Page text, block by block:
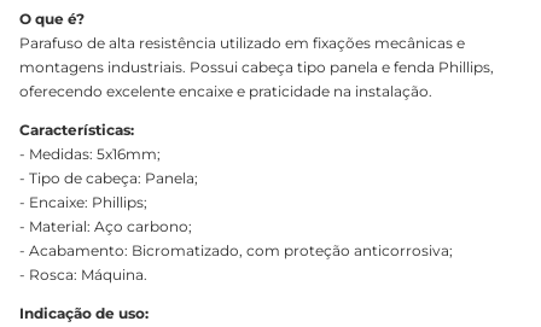
O que é?
Parafuso de alta resistência utilizado em fixações mecânicas e
montagens industriais. Possui cabeça tipo panela e fenda Phillips,
oferecendo excelente encaixe e praticidade na instalação.
Características:
- Medidas: 5x16mm;
- Tipo de cabeça: Panela;
- Encaixe: Phillips;
- Material: Aço carbono;
- Acabamento: Bicromatizado, com proteção anticorrosiva;
- Rosca: Máquina.
Indicação de uso: